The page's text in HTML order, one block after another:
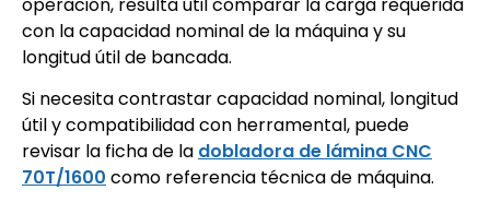
con la capacidad nominal de la máquina y su
longitud útil de bancada.
Si necesita contrastar capacidad nominal, longitud
útil y compatibilidad con herramental, puede
revisar la ficha de la dobladora de lámina CNC
70T/1600 como referencia técnica de máquina.